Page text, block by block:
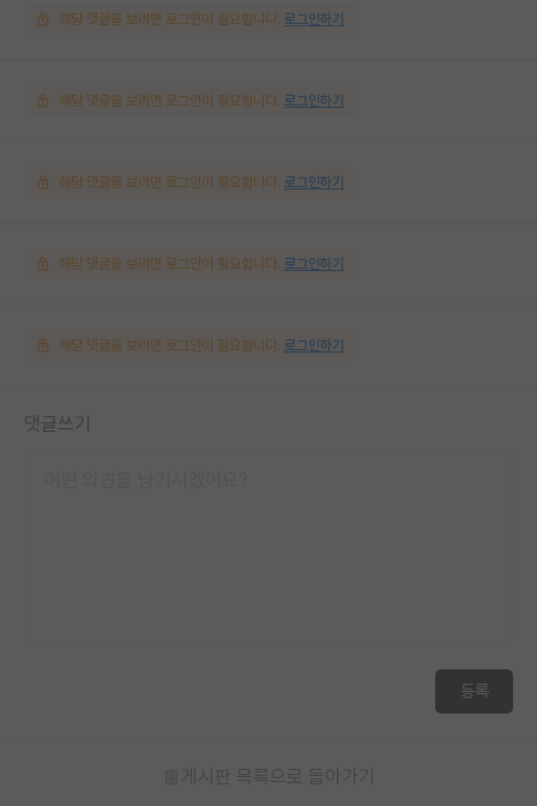
해당 댓글을 보려면 로그인이 필요합니다. 로그인하기
해당 댓글을 보려면 로그인이 필요합니다. 로그인하기
해당 댓글을 보려면 로그인이 필요합니다. 로그인하기
해당 댓글을 보려면 로그인이 필요합니다. 로그인하기
해당 댓글을 보려면 로그인이 필요합니다. 로그인하기
댓글쓰기
등록
게시판 목록으로 돌아가기